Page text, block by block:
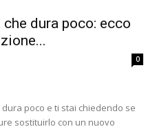
dura poco: ecco
0
poco e ti stai chiedendo se
sostituirlo con un nuovo